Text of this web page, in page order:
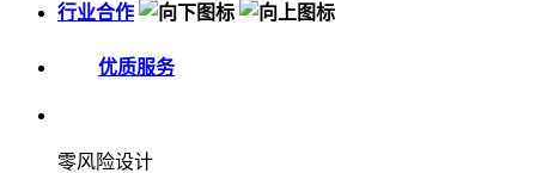
行业合作
优质服务
零风险设计